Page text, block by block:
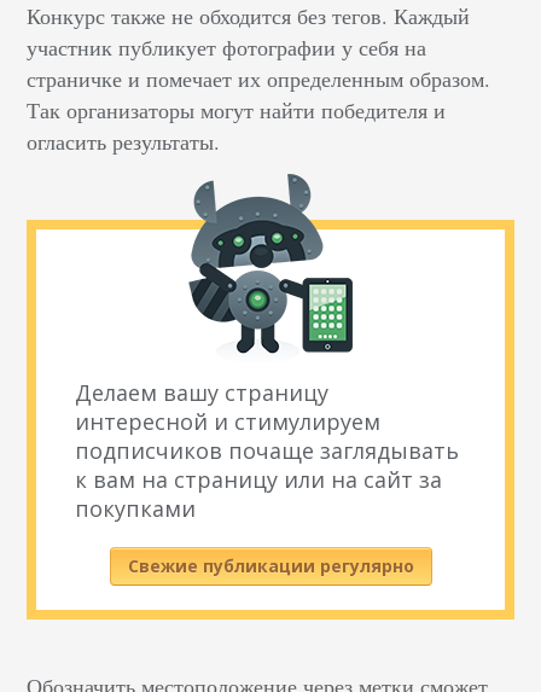
Конкурс также не обходится без тегов. Каждый
участник публикует фотографии у себя на
страничке и помечает их определенным образом.
Так организаторы могут найти победителя и
огласить результаты.
Делаем вашу страницу
интересной и стимулируем
подписчиков почаще заглядывать
к вам на страницу или на сайт за
покупками
Свежие публикации регулярно